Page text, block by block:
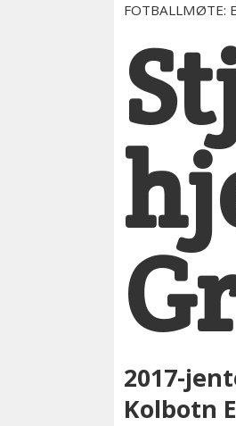
2017-
Kolbotn